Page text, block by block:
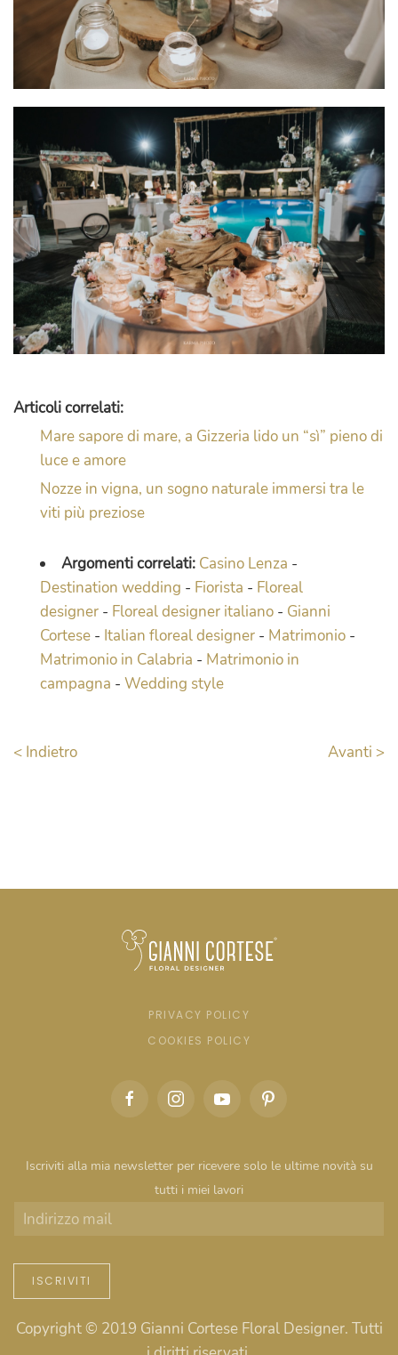
Articoli correlati:
Mare sapore di mare, a Gizzeria lido un “sì” pieno di
luce e amore
Nozze in vigna, un sogno naturale immersi tra le
viti più preziose
Argomenti correlati: Casino Lenza -
Destination wedding - Fiorista - Floreal
designer - Floreal designer italiano - Gianni
Cortese - Italian floreal designer - Matrimonio -
Matrimonio in Calabria - Matrimonio in
campagna - Wedding style
< Indietro Avanti >
PRIVACY POLICY
COOKIES POLICY
Iscriviti alla mia newsletter per ricevere solo le ultime novità su
tutti i miei lavori
ISCRIVITI
Copyright © 2019 Gianni Cortese Floral Designer. Tutti